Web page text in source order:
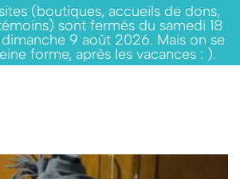
(boutiques, accueils de dons,
sont fermés du samedi 18
9 août 2026. Mais on se
forme, après les vacances : ).